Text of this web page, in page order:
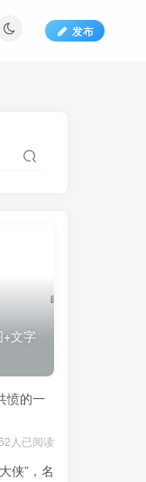
发布
文字
愤的一
人已阅读
侠”，名